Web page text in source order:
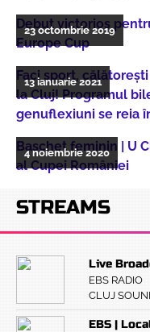
Debut victorios
Europe Cup
23 octombrie 2019
Faci sport,
la Cluj! Programul
genuflexiuni se reia
13 ianuarie 2021
Baschet feminin | U
al Cupei României
4 noiembrie 2020
STREAMS
Live
EBS RADIO
CLUJ
EBS |